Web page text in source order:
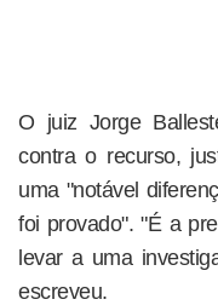
O juiz Jorge
contra o recurso,
uma "notável
foi provado". "É a
levar a uma
escreveu.